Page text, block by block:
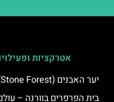
אטרקציות
יער האבנים (Stone Forest) ליד ורנה
בית הפרפרים בוורנה –